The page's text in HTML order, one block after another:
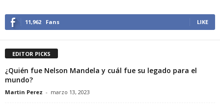
11,962 Fans LIKE
EDITOR PICKS
¿Quién fue Nelson Mandela y cuál fue su legado para el
mundo?
Martin Perez - marzo 13, 2023